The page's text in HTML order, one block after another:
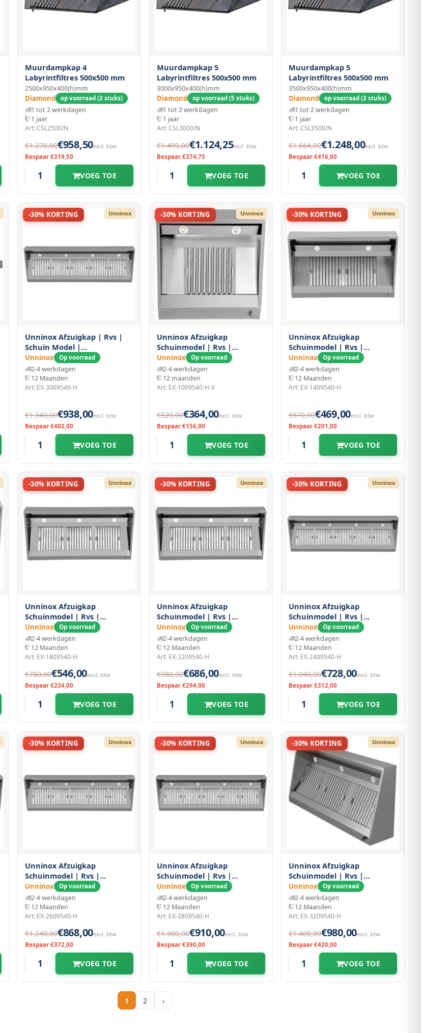
Muurdampkap 4
Labyrintfiltres 500x500 mm
2500x950x400(h)mm
Diamond op voorraad (2 stuks)
1 tot 2 werkdagen
1 jaar
Art: CSL2500/N
€1.278,00€958,50excl. btw
Bespaar €319,50
VOEG TOE
Muurdampkap 5
Labyrintfiltres 500x500 mm
3000x950x400(h)mm
Diamond op voorraad (5 stuks)
1 tot 2 werkdagen
1 jaar
Art: CSL3000/N
€1.499,00€1.124,25excl. btw
Bespaar €374,75
VOEG TOE
Muurdampkap 5
Labyrintfiltres 500x500 mm
3500x950x400(h)mm
Diamond op voorraad (2 stuks)
1 tot 2 werkdagen
1 jaar
Art: CSL3500/N
€1.664,00€1.248,00excl. btw
Bespaar €416,00
VOEG TOE
-30% KORTING Unninox
Unninox Afzuigkap | Rvs |
Schuin Model |
3000x950x400(h)mm
Unninox Op voorraad
2-4 werkdagen
12 Maanden
Art: EX-3009540-H
€1.340,00€938,00excl. btw
Bespaar €402,00
VOEG TOE
-30% KORTING Unninox
Unninox Afzuigkap
Schuinmodel | Rvs |
1000x950x400(h)mm
Unninox Op voorraad
2-4 werkdagen
12 maanden
Art: EX-1009540-H-V
€520,00€364,00excl. btw
Bespaar €156,00
VOEG TOE
-30% KORTING Unninox
Unninox Afzuigkap
Schuinmodel | Rvs |
1400x950x400(h)mm
Unninox Op voorraad
2-4 werkdagen
12 Maanden
Art: EX-1409540-H
€670,00€469,00excl. btw
Bespaar €201,00
VOEG TOE
-30% KORTING Unninox
Unninox Afzuigkap
Schuinmodel | Rvs |
1800x950x400(h)mm
Unninox Op voorraad
2-4 werkdagen
12 Maanden
Art: EX-1809540-H
€780,00€546,00excl. btw
Bespaar €234,00
VOEG TOE
-30% KORTING Unninox
Unninox Afzuigkap
Schuinmodel | Rvs |
2200x950x400(h)mm
Unninox Op voorraad
2-4 werkdagen
12 Maanden
Art: EX-2209540-H
€980,00€686,00excl. btw
Bespaar €294,00
VOEG TOE
-30% KORTING Unninox
Unninox Afzuigkap
Schuinmodel | Rvs |
2400x950x400(h)mm
Unninox Op voorraad
2-4 werkdagen
12 Maanden
Art: EX-2409540-H
€1.040,00€728,00excl. btw
Bespaar €312,00
VOEG TOE
-30% KORTING Unninox
Unninox Afzuigkap
Schuinmodel | Rvs |
2600x950x400(h)mm
Unninox Op voorraad
2-4 werkdagen
12 Maanden
Art: EX-2609540-H
€1.240,00€868,00excl. btw
Bespaar €372,00
VOEG TOE
-30% KORTING Unninox
Unninox Afzuigkap
Schuinmodel | Rvs |
2800x950x400(h)mm
Unninox Op voorraad
2-4 werkdagen
12 Maanden
Art: EX-2809540-H
€1.300,00€910,00excl. btw
Bespaar €390,00
VOEG TOE
-30% KORTING Unninox
Unninox Afzuigkap
Schuinmodel | Rvs |
3200x950x400(h)mm
Unninox Op voorraad
2-4 werkdagen
12 Maanden
Art: EX-3209540-H
€1.400,00€980,00excl. btw
Bespaar €420,00
VOEG TOE
1 2 ›